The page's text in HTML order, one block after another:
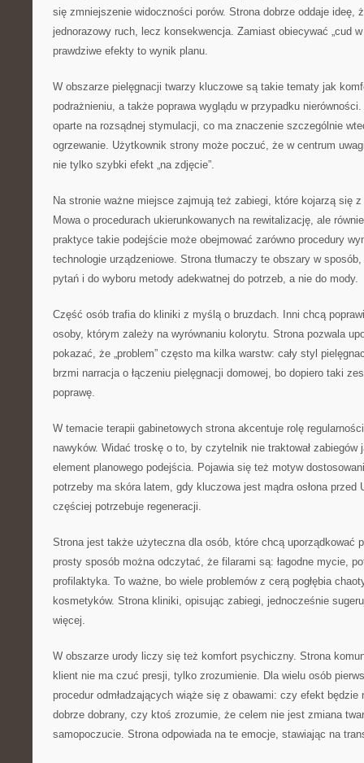
się zmniejszenie widoczności porów. Strona dobrze oddaje ideę,
jednorazowy ruch, lecz konsekwencja. Zamiast obiecywać „cud
prawdziwe efekty to wynik planu.
W obszarze pielęgnacji twarzy kluczowe są takie tematy jak
podrażnieniu, a także poprawa wyglądu w przypadku
oparte na rozsądnej stymulacji, co ma znaczenie szczególnie
ogrzewanie. Użytkownik strony może poczuć, że w centrum
nie tylko szybki efekt „na zdjęcie”.
Na stronie ważne miejsce zajmują też zabiegi, które kojarzą się
Mowa o procedurach ukierunkowanych na rewitalizację, ale
praktyce takie podejście może obejmować zarówno procedury
technologie urządzeniowe. Strona tłumaczy te obszary w
pytań i do wyboru metody adekwatnej do potrzeb, a nie do mody.
Część osób trafia do kliniki z myślą o bruzdach. Inni chcą
osoby, którym zależy na wyrównaniu kolorytu. Strona pozwala
pokazać, że „problem” często ma kilka warstw: cały styl
brzmi narracja o łączeniu pielęgnacji domowej, bo dopiero taki
poprawę.
W temacie terapii gabinetowych strona akcentuje rolę
nawyków. Widać troskę o to, by czytelnik nie traktował zabiegów
element planowego podejścia. Pojawia się też motyw
potrzeby ma skóra latem, gdy kluczowa jest mądra osłona przed
częściej potrzebuje regeneracji.
Strona jest także użyteczna dla osób, które chcą uporządkować
prosty sposób można odczytać, że filarami są: łagodne mycie,
profilaktyka. To ważne, bo wiele problemów z cerą pogłębia
kosmetyków. Strona kliniki, opisując zabiegi, jednocześnie
więcej.
W obszarze urody liczy się też komfort psychiczny. Strona
klient nie ma czuć presji, tylko zrozumienie. Dla wielu osób
procedur odmładzających wiąże się z obawami: czy efekt
dobrze dobrany, czy ktoś zrozumie, że celem nie jest zmiana
samopoczucie. Strona odpowiada na te emocje, stawiając na